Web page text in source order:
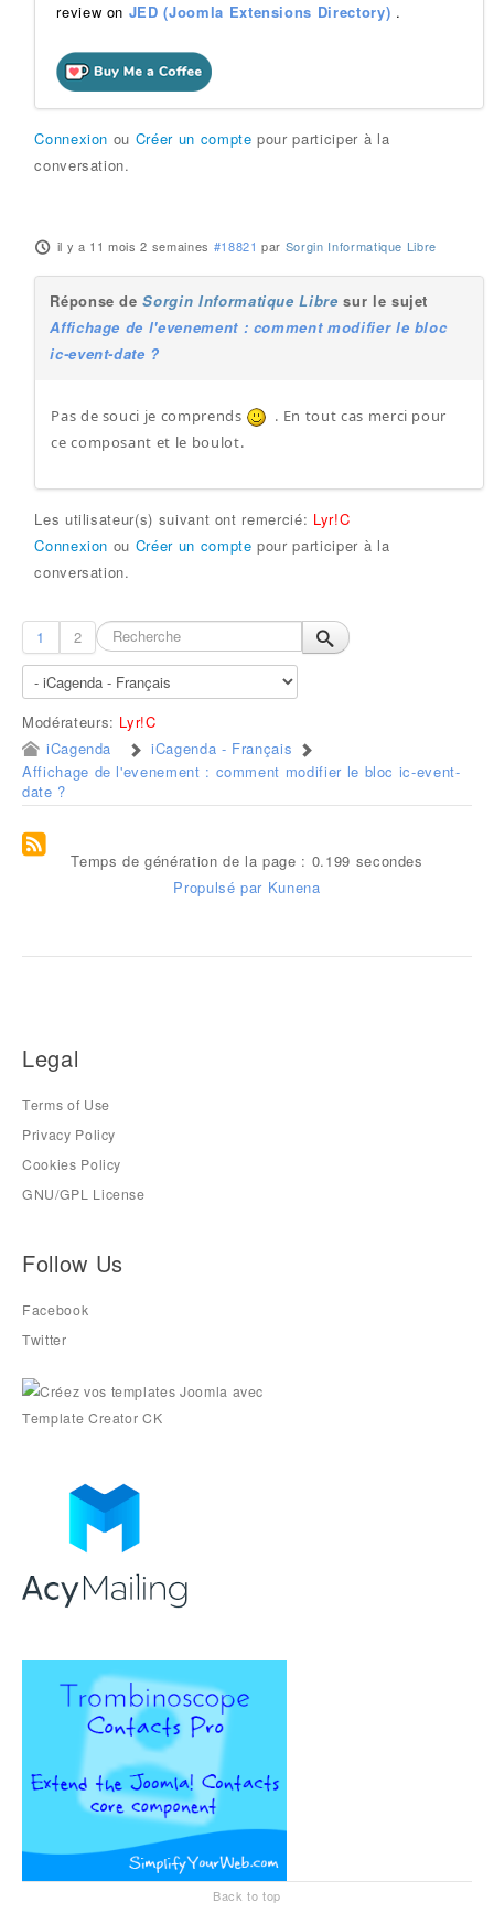
review on JED (Joomla Extensions Directory) .
Connexion ou Créer un compte pour participer à la
conversation.
il y a 11 mois 2 semaines #18821 par Sorgin Informatique Libre
Réponse deSorgin Informatique Libre sur le sujet
Affichage de l'evenement : comment modifier le bloc
ic-event-date ?
Pas de souci je comprends
. En tout cas merci pour
ce composant et le boulot.
Les utilisateur(s) suivant ont remercié: Lyr!C
Connexion ou Créer un compte pour participer à la
conversation.
1 2
Modérateurs: Lyr!C
iCagenda
iCagenda - Français
Affichage de l'evenement : comment modifier le bloc ic-event-
date ?
Temps de génération de la page : 0.199 secondes
Propulsé par Kunena
Legal
Terms of Use
Privacy Policy
Cookies Policy
GNU/GPL License
Follow Us
Facebook
Twitter
Back to top